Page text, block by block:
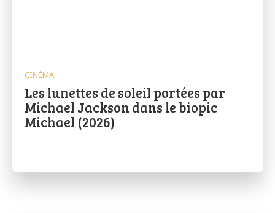
CINÉMA
Les lunettes de soleil portées par
Michael Jackson dans le biopic
Michael (2026)